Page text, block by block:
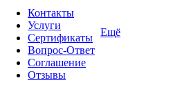
Контакты
Услуги
Сертификаты
Вопрос-Ответ
Соглашение
Отзывы
Ещё